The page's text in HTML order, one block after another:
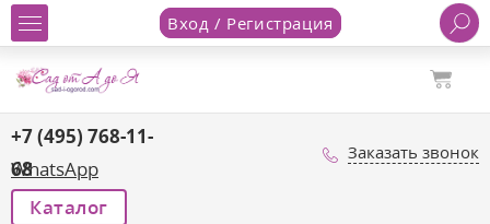
Вход / Регистрация
+7 (495) 768-11-
68
WhatsApp
Заказать звонок
Каталог